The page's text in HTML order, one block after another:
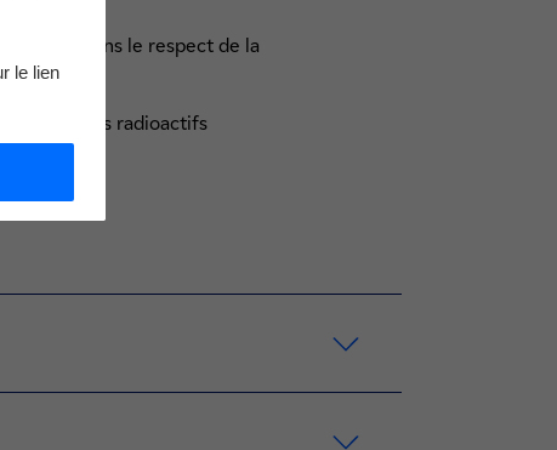
Cyclife dans le respect de la
et déchets radioactifs
le lien